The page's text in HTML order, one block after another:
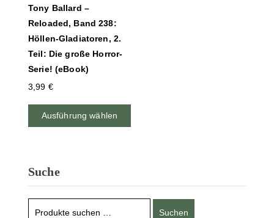
Tony Ballard –
Reloaded, Band 238:
Höllen-Gladiatoren, 2.
Teil: Die große Horror-
Serie! (eBook)
3,99 €
Ausführung wählen
Suche
Suchen